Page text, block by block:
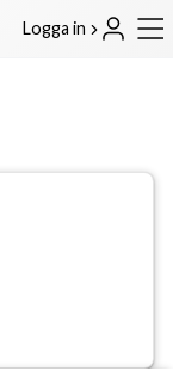
Logga in